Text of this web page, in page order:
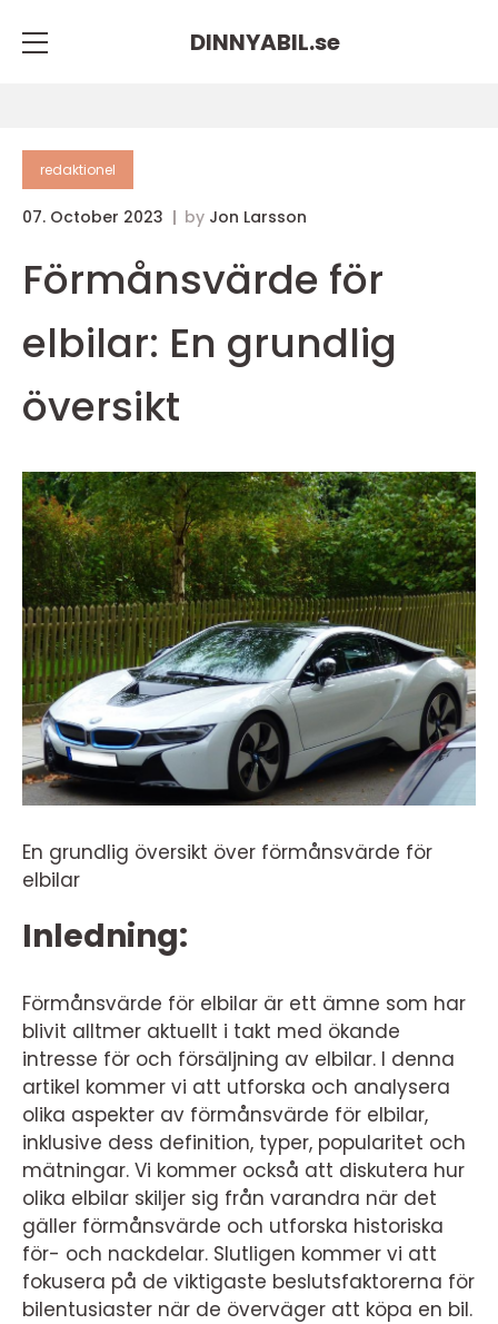
DINNYABIL.se
redaktionel
07. October 2023 by Jon Larsson
Förmånsvärde för
elbilar: En grundlig
översikt
En grundlig översikt över förmånsvärde för
elbilar
Inledning:
Förmånsvärde för elbilar är ett ämne som har
blivit alltmer aktuellt i takt med ökande
intresse för och försäljning av elbilar. I denna
artikel kommer vi att utforska och analysera
olika aspekter av förmånsvärde för elbilar,
inklusive dess definition, typer, popularitet och
mätningar. Vi kommer också att diskutera hur
olika elbilar skiljer sig från varandra när det
gäller förmånsvärde och utforska historiska
för- och nackdelar. Slutligen kommer vi att
fokusera på de viktigaste beslutsfaktorerna för
bilentusiaster när de överväger att köpa en bil.